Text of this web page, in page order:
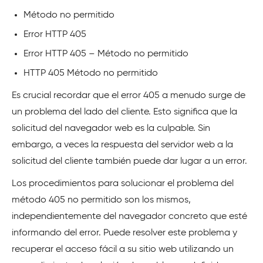
Método no permitido
Error HTTP 405
Error HTTP 405 – Método no permitido
HTTP 405 Método no permitido
Es crucial recordar que el error 405 a menudo surge de
un problema del lado del cliente. Esto significa que la
solicitud del navegador web es la culpable. Sin
embargo, a veces la respuesta del servidor web a la
solicitud del cliente también puede dar lugar a un error.
Los procedimientos para solucionar el problema del
método 405 no permitido son los mismos,
independientemente del navegador concreto que esté
informando del error. Puede resolver este problema y
recuperar el acceso fácil a su sitio web utilizando un